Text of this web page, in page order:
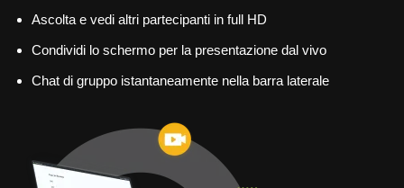
Ascolta e vedi altri partecipanti in full HD
Condividi lo schermo per la presentazione dal vivo
Chat di gruppo istantaneamente nella barra laterale